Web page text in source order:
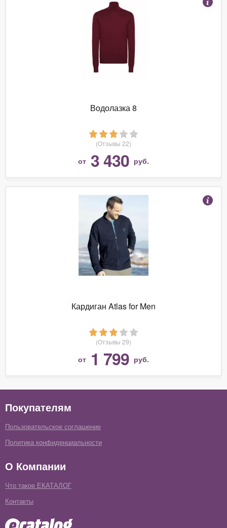
Водолазка 8
(Отзывы 22)
от 3 430 руб.
Кардиган Atlas for Men
(Отзывы 29)
от 1 799 руб.
Покупателям
Пользовательское соглашение
Политика конфиденциальности
О Компании
Что такое ЕКАТАЛОГ
Контакты